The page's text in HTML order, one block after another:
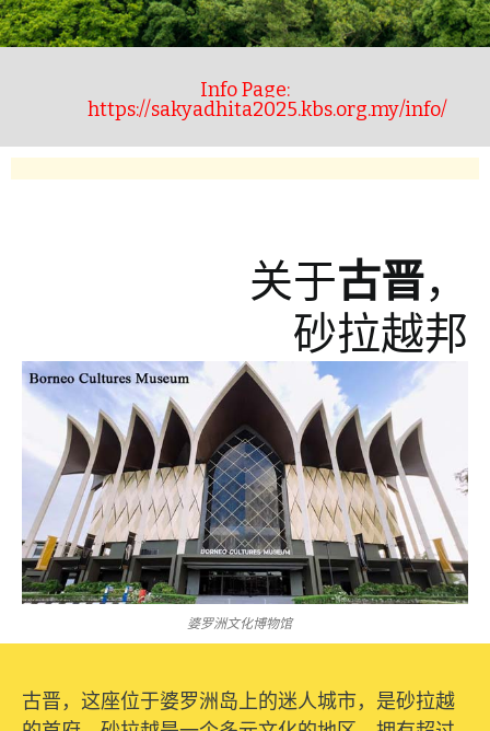
Info Page:
https://sakyadhita2025.kbs.org.my/info/
Info Page:
https://sakyadhita2025.kbs.org.my/info/
关于古晋，
砂拉越邦
婆罗洲文化博物馆
古晋，这座位于婆罗洲岛上的迷人城市，是砂拉越